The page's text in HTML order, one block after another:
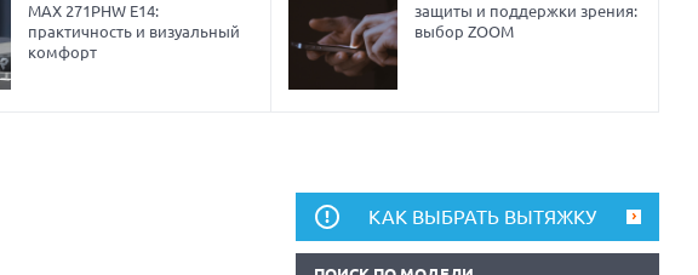
MAX 271PHW E14:
практичность и визуальный
комфорт
защиты и поддержки зрения:
выбор ZOOM
КАК ВЫБРАТЬ ВЫТЯЖКУ